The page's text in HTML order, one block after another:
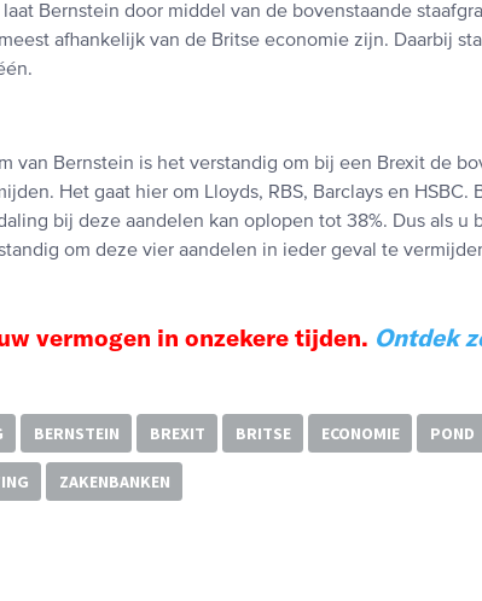
Bernstein door middel van de bovenstaande
afhankelijk van de Britse economie zijn. Daarbij
van Bernstein is het verstandig om bij een Brexit de
Het gaat hier om Lloyds, RBS, Barclays en HSBC.
bij deze aandelen kan oplopen tot 38%. Dus als u
om deze vier aandelen in ieder geval te
vermogen in onzekere tijden. Ontdek
BERNSTEIN BREXIT BRITSE ECONOMIE POND
ZAKENBANKEN